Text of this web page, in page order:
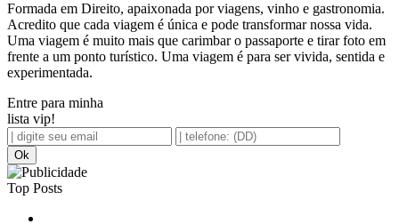
Formada em Direito, apaixonada por viagens, vinho e gastronomia.
Acredito que cada viagem é única e pode transformar nossa vida.
Uma viagem é muito mais que carimbar o passaporte e tirar foto em
frente a um ponto turístico. Uma viagem é para ser vivida, sentida e
experimentada.
Entre para minha
lista vip!
Top Posts